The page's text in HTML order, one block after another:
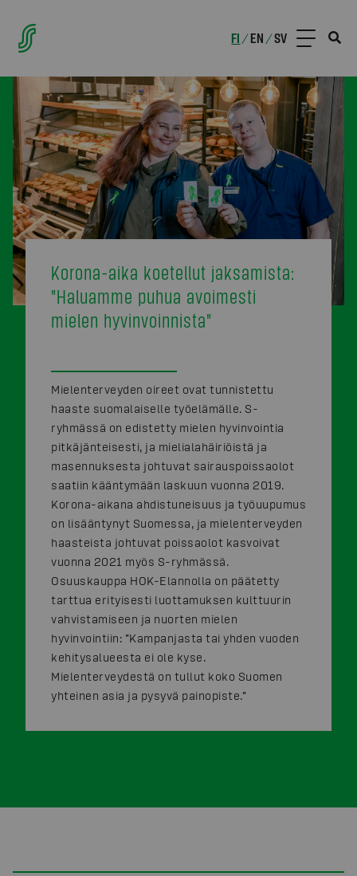
FI /EN /SV
Korona-aika koetellut jaksamista:
"Haluamme puhua avoimesti
mielen hyvinvoinnista"
Mielenterveyden oireet ovat tunnistettu
haaste suomalaiselle työelämälle. S-
ryhmässä on edistetty mielen hyvinvointia
pitkäjänteisesti, ja mielialahäiriöistä ja
masennuksesta johtuvat sairauspoissaolot
saatiin kääntymään laskuun vuonna 2019.
Korona-aikana ahdistuneisuus ja työuupumus
on lisääntynyt Suomessa, ja mielenterveyden
haasteista johtuvat poissaolot kasvoivat
vuonna 2021 myös S-ryhmässä.
Osuuskauppa HOK-Elannolla on päätetty
tarttua erityisesti luottamuksen kulttuurin
vahvistamiseen ja nuorten mielen
hyvinvointiin: ”Kampanjasta tai yhden vuoden
kehitysalueesta ei ole kyse.
Mielenterveydestä on tullut koko Suomen
yhteinen asia ja pysyvä painopiste.”